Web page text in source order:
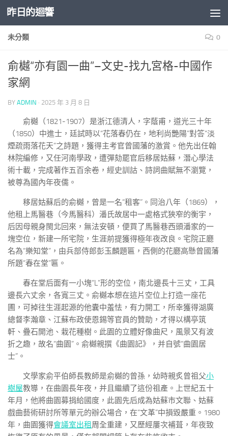
Skip to content
昨日的迴響
未分類 0
俞樾“亦有園一曲”–文史-找九宮格-中國作
家網
BY ADMIN · 2025 年 3 月 8 日
俞樾（1821-1907）是浙江德清人，字蔭甫，道光三十年
（1850）中進士，廷試時以“花落春仍在，地利尚艷陽”對答“淡
煙疏雨落花天”之詩題，獲得主考官曾國藩的激賞。他先出任翰
林院編修，又任河南學政，遭彈劾罷官后移居姑蘇，潛心學法
術十載，完成著作五百余卷，經史訓詁、詩詞曲賦無不瀏覽，
被尊為國內年夜儒。
移居姑蘇后的俞樾，曾是一名“租客”。同治八年（1869），
他租上馬醫巷（今馬醫科）潘氏故居中一處格式狹窄的衡宇，
后因母親身閩北回來，無法安頓，便買了馬醫巷西頭潘家的一
塊空位，新建一所宅院，生涯前提獲得極年夜改良。宅院正廳
名為“樂知堂”，由兵部侍郎彭玉麟題匾，西側的花廳高懸曾國藩
所題“春在堂”匾。
春在堂后面有一小塊“L”形的空位，南北邊長十三丈，工具
邊長六丈余，各寬三丈。俞樾本想在這片空位上打造一座花
圃，可掉往生涯起源的他囊中羞怯，有力開工，所幸獲得湖廣
總督李瀚章、江蘇布政使恩錫等官員的贊助，才得以構亭筑
軒、疊石開池、栽花種樹。此園的立體好像曲尺，風景又有波
折之趣，故名“曲園”。俞樾親撰《曲園記》，并自號“曲園居
士”。
文學家俞平伯師長教師是俞樾的曾孫，幼時親炙曾祖父小
樹屋教導，在曲園長年夜，并且繼續了這份祖產。上世紀五十
年月，他將曲園募捐給國度，此園先后成為姑蘇市文聯、姑蘇
戲曲藝術研討所等單元的辦公場合，在“文革”中損毀嚴重。1980
年，曲園獲得會議室出租 周全重建，又歷經屢次補葺，年夜致